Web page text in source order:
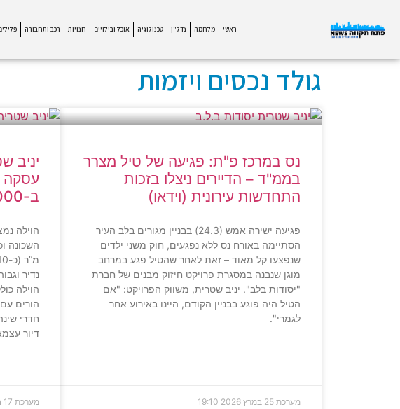
ראשי מלחמה נדל"ן טכנולוגיה אוכל ובילויים חנויות רכב ותחבורה
גולד נכסים ויזמות
נס במרכז פ"ת: פגיעה של טיל מצרר
בממ"ד – הדיירים ניצלו בזכות
התחדשות עירונית (וידאו)
פגיעה ישירה אמש (24.3) בבניין מגורים בלב העיר
הסתיימה באורח נס ללא נפגעים, חוק משני ילדים
שנפצעו קל מאוד – זאת לאחר שהטיל פגע במרחב
מוגן שנבנה במסגרת פרויקט חיזוק מבנים של חברת
"יסודות בלב". יניב שטרית, משווק הפרויקט: "אם
הטיל היה פוגע בבניין הקודם, היינו באירוע אחר
לגמרי".
מערכת 25 במרץ 2026 19:10
יניב
עסקה
ב-10,900,000 מיליון ש"ח
נדיר
הוילה
הורים
חדרי
דיור
מערכת 17 בפברואר 2026